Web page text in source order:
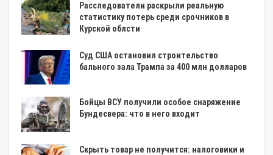
Расследователи раскрыли реальную
статистику потерь среди срочников в
Курской облсти
Суд США остановил строительство
бального зала Трампа за 400 млн долларов
Бойцы ВСУ получили особое снаряжение
Бундесвера: что в него входит
Скрыть товар не получится: налоговики и